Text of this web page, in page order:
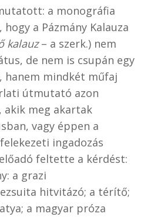
a monográfia
a Pázmány Kalauza
kalauz– a szerk.) nem
de nem is csupán egy
mindkét műfaj
útmutató azon
akik meg akartak
vagy éppen a
ingadozás
feltette a kérdést:
a grazi
hitvitázó; a térítő;
a magyar próza